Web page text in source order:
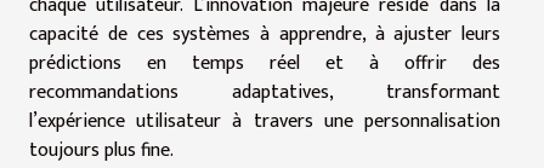
capacité de ces systèmes à apprendre, à ajuster leurs
prédictions en temps réel et à offrir des
recommandations adaptatives, transformant
l’expérience utilisateur à travers une personnalisation
toujours plus fine.